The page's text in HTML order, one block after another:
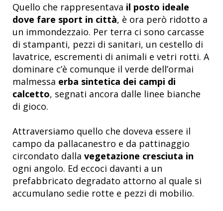
Quello che rappresentava il posto ideale
dove fare sport in città, è ora però ridotto a
un immondezzaio. Per terra ci sono carcasse
di stampanti, pezzi di sanitari, un cestello di
lavatrice, escrementi di animali e vetri rotti. A
dominare c’è comunque il verde dell’ormai
malmessa erba sintetica dei campi di
calcetto, segnati ancora dalle linee bianche
di gioco.
Attraversiamo quello che doveva essere il
campo da pallacanestro e da pattinaggio
circondato dalla vegetazione cresciuta in
ogni angolo. Ed eccoci davanti a un
prefabbricato degradato attorno al quale si
accumulano sedie rotte e pezzi di mobilio.